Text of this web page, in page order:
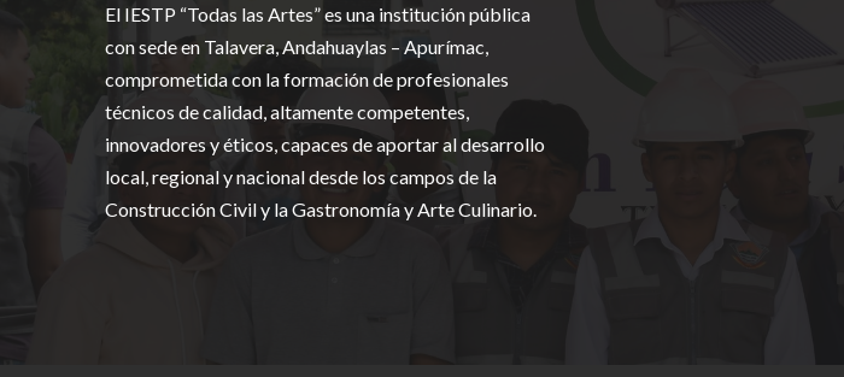
El IESTP “Todas las Artes” es una institución pública
con sede en Talavera, Andahuaylas – Apurímac,
comprometida con la formación de profesionales
técnicos de calidad, altamente competentes,
innovadores y éticos, capaces de aportar al desarrollo
local, regional y nacional desde los campos de la
Construcción Civil y la Gastronomía y Arte Culinario.